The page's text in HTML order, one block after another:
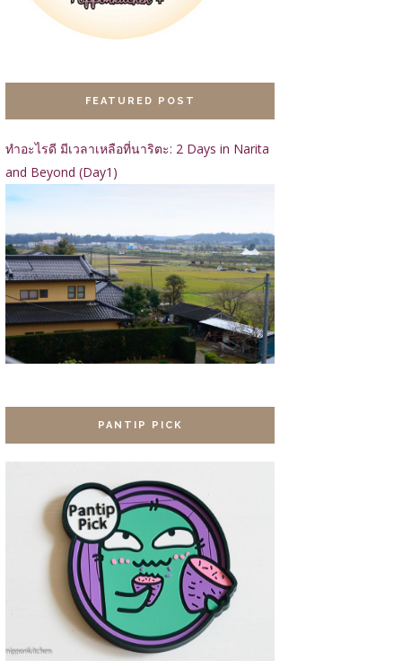
FEATURED POST
ทำอะไรดี มีเวลาเหลือที่นาริตะ: 2 Days in Narita
and Beyond (Day1)
PANTIP PICK